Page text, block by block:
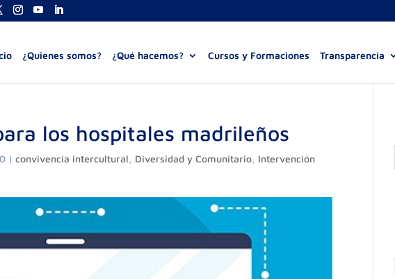
¿Quienes somos? ¿Qué hacemos? Cursos y Formaciones Transparencia
los hospitales madrileños
|convivencia intercultural Diversidad y Comunitario Intervención